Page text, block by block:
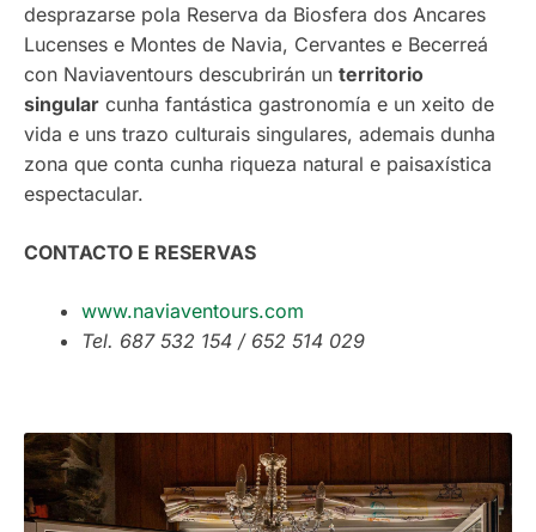
desprazarse pola Reserva da Biosfera dos Ancares
Lucenses e Montes de Navia, Cervantes e Becerreá
con Naviaventours descubrirán un territorio
singular cunha fantástica gastronomía e un xeito de
vida e uns trazo culturais singulares, ademais dunha
zona que conta cunha riqueza natural e paisaxística
espectacular.
CONTACTO E RESERVAS
www.naviaventours.com
Tel. 687 532 154 / 652 514 029